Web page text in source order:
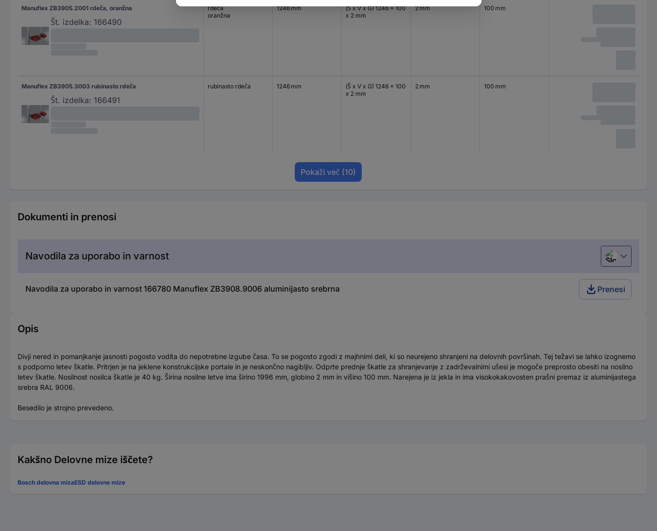
Manuflex ZB3905.2001 rdeča, oranžna
Št. izdelka: 166490
rdeča
oranžna
1246 mm
(Š x V x G) 1246 x 100
x 2 mm
2 mm 100 mm
Manuflex ZB3905.3003 rubinasto rdeča
Št. izdelka: 166491
rubinasto rdeča 1246 mm
(Š x V x G) 1246 x 100
x 2 mm
2 mm 100 mm
Pokaži več (10)
Dokumenti in prenosi
Navodila za uporabo in varnost Slovenščina
Navodila za uporabo in varnost 166780 Manuflex ZB3908.9006 aluminijasto srebrna Prenesi
Opis
Divji nered in pomanjkanje jasnosti pogosto vodita do nepotrebne izgube časa. To se pogosto zgodi z majhnimi deli, ki so neurejeno shranjeni na delovnih površinah. Tej težavi se lahko izognemo
s podporno letev škatle. Pritrjen je na jeklene konstrukcijske portale in je neskončno nagibljiv. Odprte prednje škatle za shranjevanje z zadrževalnimi ušesi je mogoče preprosto obesiti na nosilno
letev škatle. Nosilnost nosilca škatle je 40 kg. Širina nosilne letve ima širino 1996 mm, globino 2 mm in višino 100 mm. Narejena je iz jekla in ima visokokakovosten prašni premaz iz aluminijastega
srebra RAL 9006.
Besedilo je strojno prevedeno.
Kakšno Delovne mize iščete?
Bosch delovna mizaESD delovne mize